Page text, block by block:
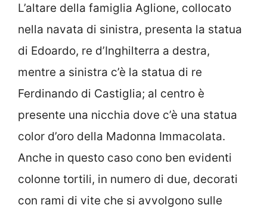
L’altare della famiglia Aglione, collocato
nella navata di sinistra, presenta la statua
di Edoardo, re d’Inghilterra a destra,
mentre a sinistra c’è la statua di re
Ferdinando di Castiglia; al centro è
presente una nicchia dove c’è una statua
color d’oro della Madonna Immacolata.
Anche in questo caso cono ben evidenti
colonne tortili, in numero di due, decorati
con rami di vite che si avvolgono sulle